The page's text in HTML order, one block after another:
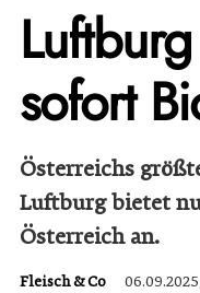
sofort
Österreichs
Luftburg bietet
Österreich an.
Fleisch & Co